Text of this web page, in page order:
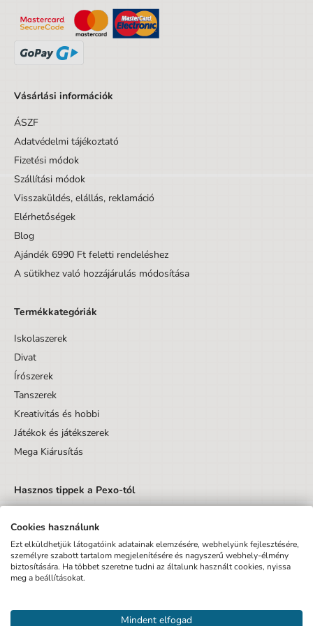
Korig
Készlet/Szett/Csomag
Balkezesek számára
Vásárlási információk
ÁSZF
Adatvédelmi tájékoztató
Fizetési módok
Szállítási módok
Visszaküldés, elállás, reklamáció
Elérhetőségek
Blog
Ajándék 6990 Ft feletti rendeléshez
A sütikhez való hozzájárulás módosítása
Termékkategóriák
Iskolaszerek
Divat
Írószerek
Tanszerek
Kreativitás és hobbi
Játékok és játékszerek
Mega Kiárusítás
Hasznos tippek a Pexo-tól
Küldés
Elfogadom az Adatvédelmi tájékoztatót és hozzájárulok, hogy
Cookies használunk
Ezt elküldhetjük látogatóink adatainak elemzésére, webhelyünk fejlesztésére,
személyre szabott tartalom megjelenítésére és nagyszerű webhely-élmény
biztosítására. Ha többet szeretne tudni az általunk használt cookies, nyissa
meg a beállításokat.
Mindent elfogad